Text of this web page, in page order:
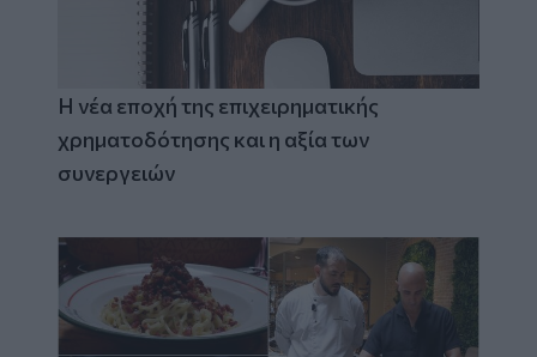
Η νέα εποχή της επιχειρηματικής
χρηματοδότησης και η αξία των
συνεργειών